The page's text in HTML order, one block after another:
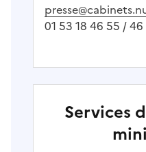
01 53 18 46 55 / 46
Services